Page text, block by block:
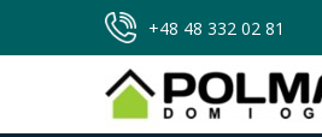
+48 48 332 02 81